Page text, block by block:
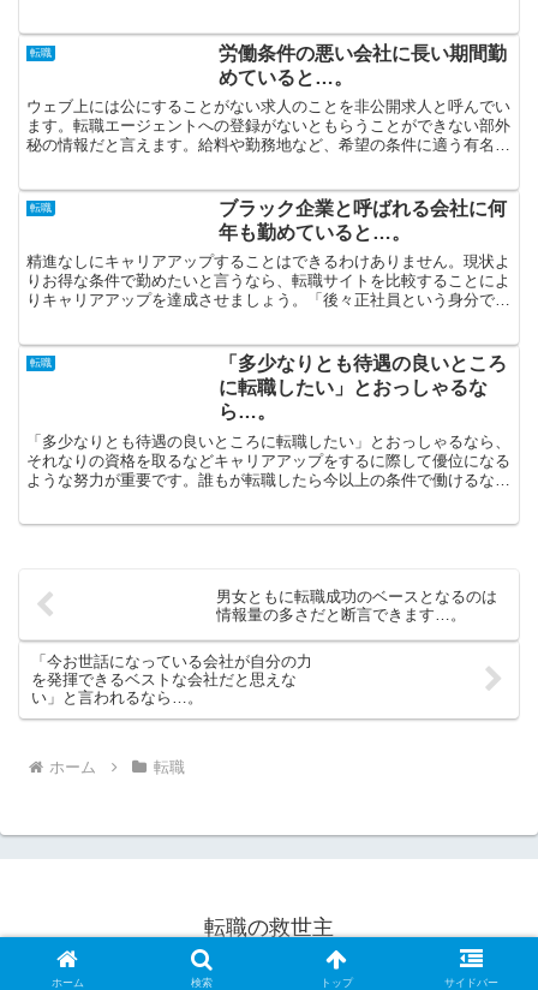
転職
労働条件の悪い会社に長い期間勤
めていると…。
ウェブ上には公にすることがない求人のことを非公開求人と呼んでい
ます。転職エージェントへの登録がないともらうことができない部外
秘の情報だと言えます。給料や勤務地など、希望の条件に適う有名な
転職
ブラック企業と呼ばれる会社に何
年も勤めていると…。
精進なしにキャリアアップすることはできるわけありません。現状よ
りお得な条件で勤めたいと言うなら、転職サイトを比較することによ
りキャリアアップを達成させましょう。「後々正社員という身分で働
転職
「多少なりとも待遇の良いところ
に転職したい」とおっしゃるな
ら…。
「多少なりとも待遇の良いところに転職したい」とおっしゃるなら、
それなりの資格を取るなどキャリアアップをするに際して優位になる
ような努力が重要です。誰もが転職したら今以上の条件で働けるなど
男女ともに転職成功のベースとなるのは
情報量の多さだと断言できます…。
「今お世話になっている会社が自分の力
を発揮できるベストな会社だと思えな
い」と言われるなら…。
ホーム 転職
転職の救世主
© 1994 転職の救世主.
ホーム 検索 トップ サイドバー